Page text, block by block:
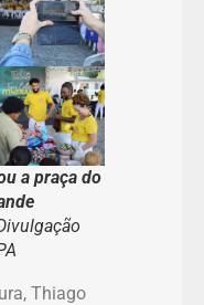
a praça do
Thiago